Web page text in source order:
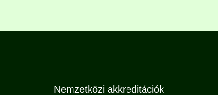
Nemzetközi akkreditációk